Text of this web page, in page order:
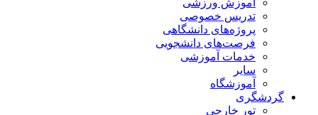
آموزش ورزشی
تدریس خصوصی
پروژه‌های دانشگاهی
فرصت‌های دانشجویی
خدمات آموزشی
سایر
آموزشگاه
گردشگری
تور خارجی